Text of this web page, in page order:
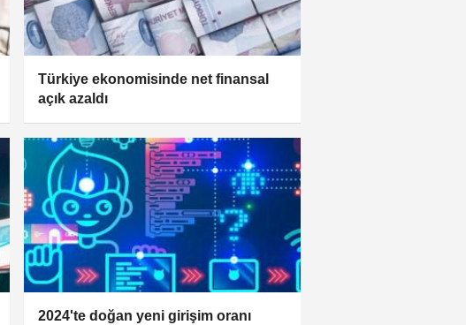
Türkiye ekonomisinde net finansal
açık azaldı
2024'te doğan yeni girişim oranı